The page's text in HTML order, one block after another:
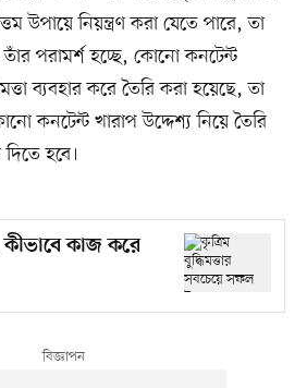
উপায়ে নিয়ন্ত্রণ করা যেতে পারে, তা
পরামর্শ হচ্ছে, কোনো কনটেন্ট
ব্যবহার করে তৈরি করা হয়েছে, তা
কনটেন্ট খারাপ উদ্দেশ্য নিয়ে তৈরি
হবে।
কীভাবে কাজ করে